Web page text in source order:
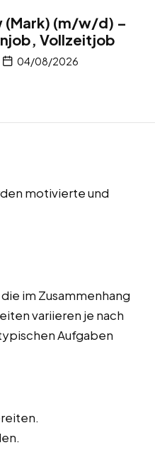
(Mark) (m/w/d) –
Vollzeitjob
04/08/2026
motivierte und
im Zusammenhang
variieren je nach
Aufgaben